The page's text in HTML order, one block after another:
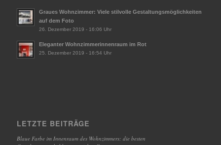
Graues Wohnzimmer: Viele stilvolle Gestaltungsmöglichkeiten
auf dem Foto
26. Dezember 2019 - 16:06 Uhr
Eleganter Wohnzimmerinnenraum im Rot
25. Dezember 2019 - 16:54 Uhr
LETZTE BEITRÄGE
Blaue Farbe im Innenraum des Wohnzimmers: die besten